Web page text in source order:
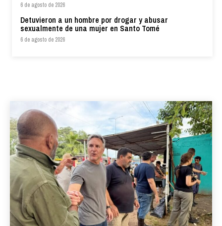
6 de agosto de 2026
Detuvieron a un hombre por drogar y abusar
sexualmente de una mujer en Santo Tomé
6 de agosto de 2026